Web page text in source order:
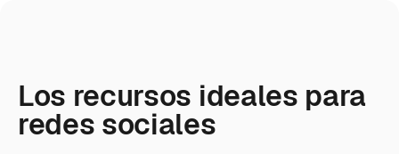
Los recursos ideales para
redes sociales